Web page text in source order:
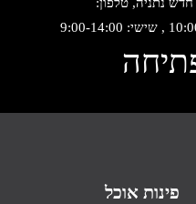
פינות אוכל